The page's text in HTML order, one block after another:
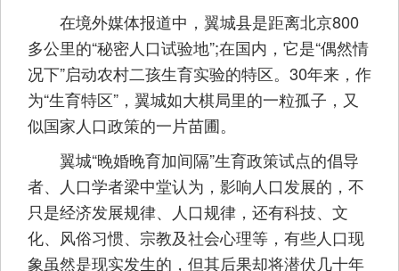
在境外媒体报道中，翼城县是距离北京800
多公里的“秘密人口试验地”;在国内，它是“偶然情
况下”启动农村二孩生育实验的特区。30年来，作
为“生育特区”，翼城如大棋局里的一粒孤子，又
似国家人口政策的一片苗圃。
翼城“晚婚晚育加间隔”生育政策试点的倡导
者、人口学者梁中堂认为，影响人口发展的，不
只是经济发展规律、人口规律，还有科技、文
化、风俗习惯、宗教及社会心理等，有些人口现
象虽然是现实发生的，但其后果却将潜伏几十年